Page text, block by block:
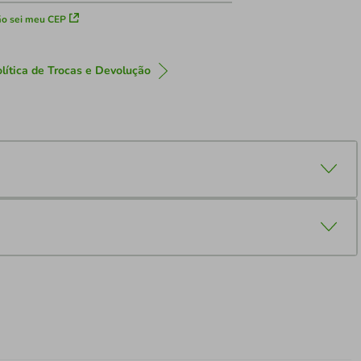
sei meu CEP
de Trocas e Devolução